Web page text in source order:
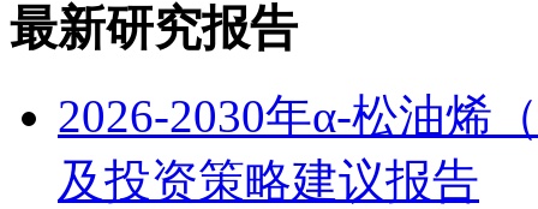
最新研究报告
2026-2030年α-松油烯
及投资策略建议报告